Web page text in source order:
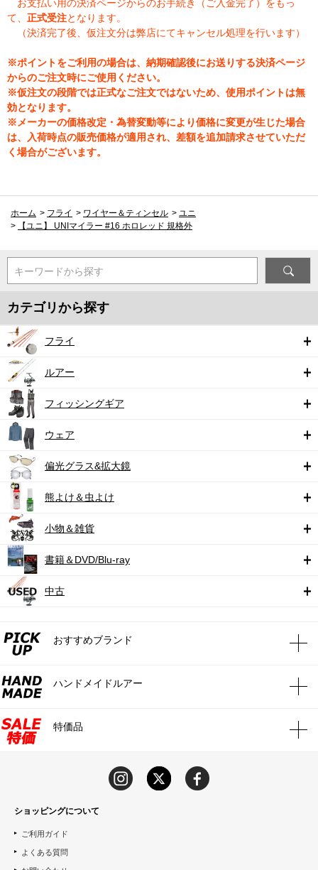
お支払い用の決済ページからのお手続き（ご入金完了）をもっ
て、 正式受注となります。
（決済完了後、仮注文分は弊店にてキャンセル処理を行います）
※ポイントをご利用の場合は、納期確認後にお送りする決済ページ
からのご注文時にご使用ください。
※仮注文の段階では正式なご注文ではないため、使用ポイントは無
効となります。
※メーカーの価格改定・為替変動等により価格に変更が生じた場合
は、入荷時点の販売価格が適用され、差額を追加請求させていただ
く場合がございます。
ホーム > フライ > ワイヤー＆ティンセル > ユニ
>
【ユニ】 UNIマイラー #16 ホロレッド 規格外
キーワードから探す
カテゴリから探す
フライ
ルアー
フィッシングギア
ウェア
偏光グラス&拡大鏡
熊よけ＆虫よけ
小物＆雑貨
書籍＆DVD/Blu-ray
中古
おすすめブランド
ハンドメイドルアー
特価品
ショッピングについて
ご利用ガイド
よくある質問